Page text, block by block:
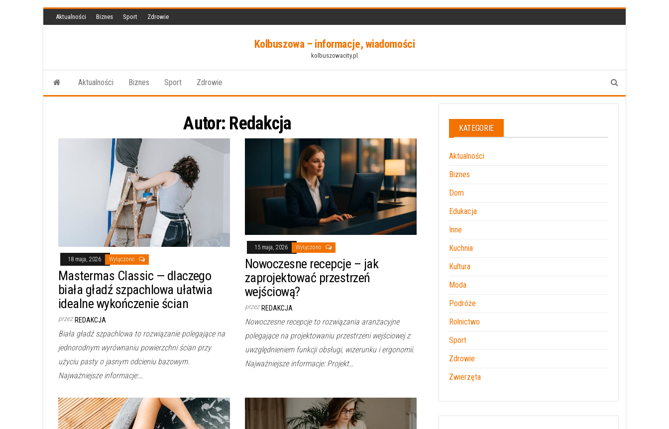
Przejdź
do
Aktualności Biznes Sport Zdrowie
Kolbuszowa – informacje, wiadomości
kolbuszowacity.pl
Aktualności Biznes Sport Zdrowie
Autor: Redakcja
18 maja, 2026 Wyłączono
Mastermas Classic — dlaczego
biała gładź szpachlowa ułatwia
idealne wykończenie ścian
przez REDAKCJA
Biała gładź szpachlowa to rozwiązanie polegające na
jednorodnym wyrównaniu powierzchni ścian przy
użyciu pasty o jasnym odcieniu bazowym.
Najważniejsze informacje:…
15 maja, 2026 Wyłączono
Nowoczesne recepcje – jak
zaprojektować przestrzeń
wejściową?
przez REDAKCJA
Nowoczesne recepcje to rozwiązania aranżacyjne
polegające na projektowaniu przestrzeni wejściowej z
uwzględnieniem funkcji obsługi, wizerunku i ergonomii.
Najważniejsze informacje: Projekt…
KATEGORIE
Aktualności
Biznes
Dom
Edukacja
Inne
Kuchnia
Kultura
Moda
Podróże
Rolnictwo
Sport
Zdrowie
Zwierzęta